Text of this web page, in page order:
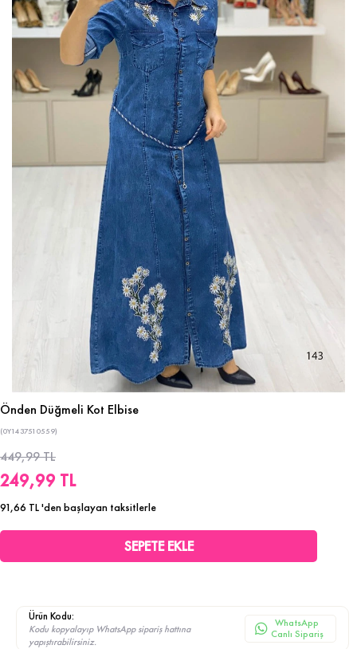
Önden Düğmeli Kot Elbise
(0Y1437510559)
449,99 TL
249,99 TL
91,66 TL'den başlayan taksitlerle
Ürün Kodu:
Kodu kopyalayıp WhatsApp sipariş hattına
yapıştırabilirsiniz.
WhatsApp
Canlı Sipariş